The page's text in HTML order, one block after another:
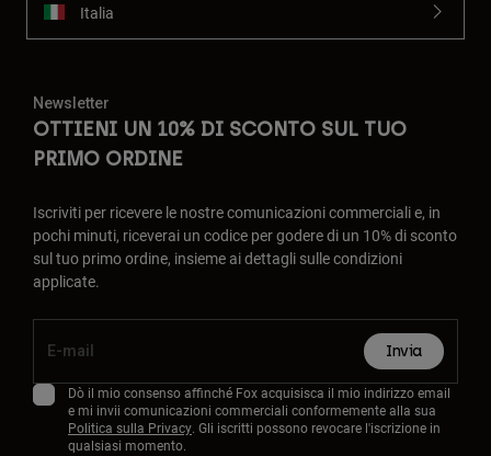
Italia
Newsletter
OTTIENI UN 10% DI SCONTO SUL TUO
PRIMO ORDINE
Iscriviti per ricevere le nostre comunicazioni commerciali e, in
pochi minuti, riceverai un codice per godere di un 10% di sconto
sul tuo primo ordine, insieme ai dettagli sulle condizioni
applicate.
Invia
Dò il mio consenso affinché Fox acquisisca il mio indirizzo email
e mi invii comunicazioni commerciali conformemente alla sua
Politica sulla Privacy. Gli iscritti possono revocare l'iscrizione in
qualsiasi momento.